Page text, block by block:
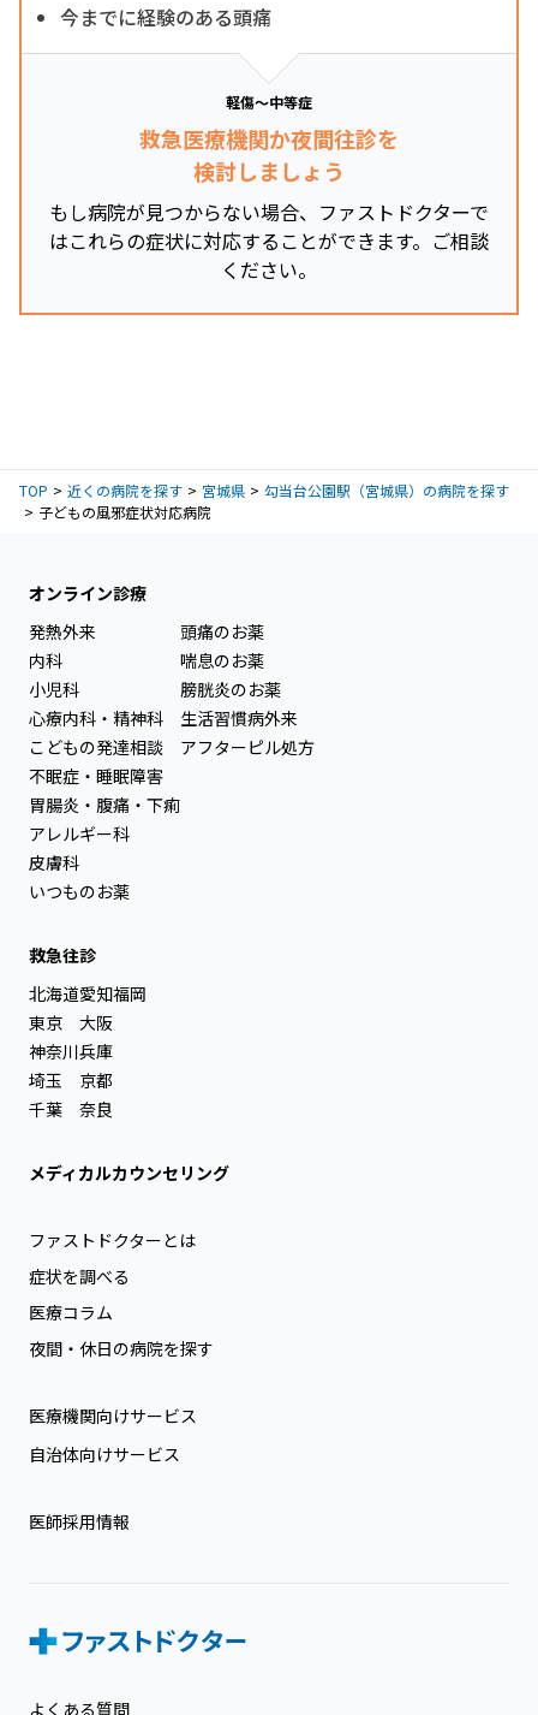
今までに経験のある頭痛
軽傷～中等症
救急医療機関か夜間往診を
検討しましょう
もし病院が見つからない場合、ファストドクターで
はこれらの症状に対応することができます。ご相談
ください。
TOP 近くの病院を探す 宮城県
勾当台公園駅（宮城県）の病院を探す
子どもの風邪症状対応病院
オンライン診療
発熱外来
内科
小児科
心療内科・精神科
こどもの発達相談
不眠症・睡眠障害
胃腸炎・腹痛・下痢
アレルギー科
皮膚科
いつものお薬
頭痛のお薬
喘息のお薬
膀胱炎のお薬
生活習慣病外来
アフターピル処方
救急往診
北海道
東京
神奈川
埼玉
千葉
愛知
大阪
兵庫
京都
奈良
福岡
メディカルカウンセリング
ファストドクターとは
症状を調べる
医療コラム
夜間・休日の病院を探す
医療機関向けサービス
自治体向けサービス
医師採用情報
よくある質問